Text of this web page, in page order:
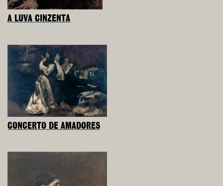
A LUVA CINZENTA
CONCERTO DE AMADORES